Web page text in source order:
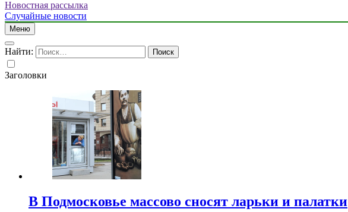
Новостная рассылка
Случайные новости
Меню
Найти:
Заголовки
В Подмосковье массово сносят ларьки и палатки